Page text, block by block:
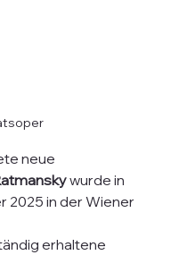
neue
wurde in
2025 in der Wiener
erhaltene